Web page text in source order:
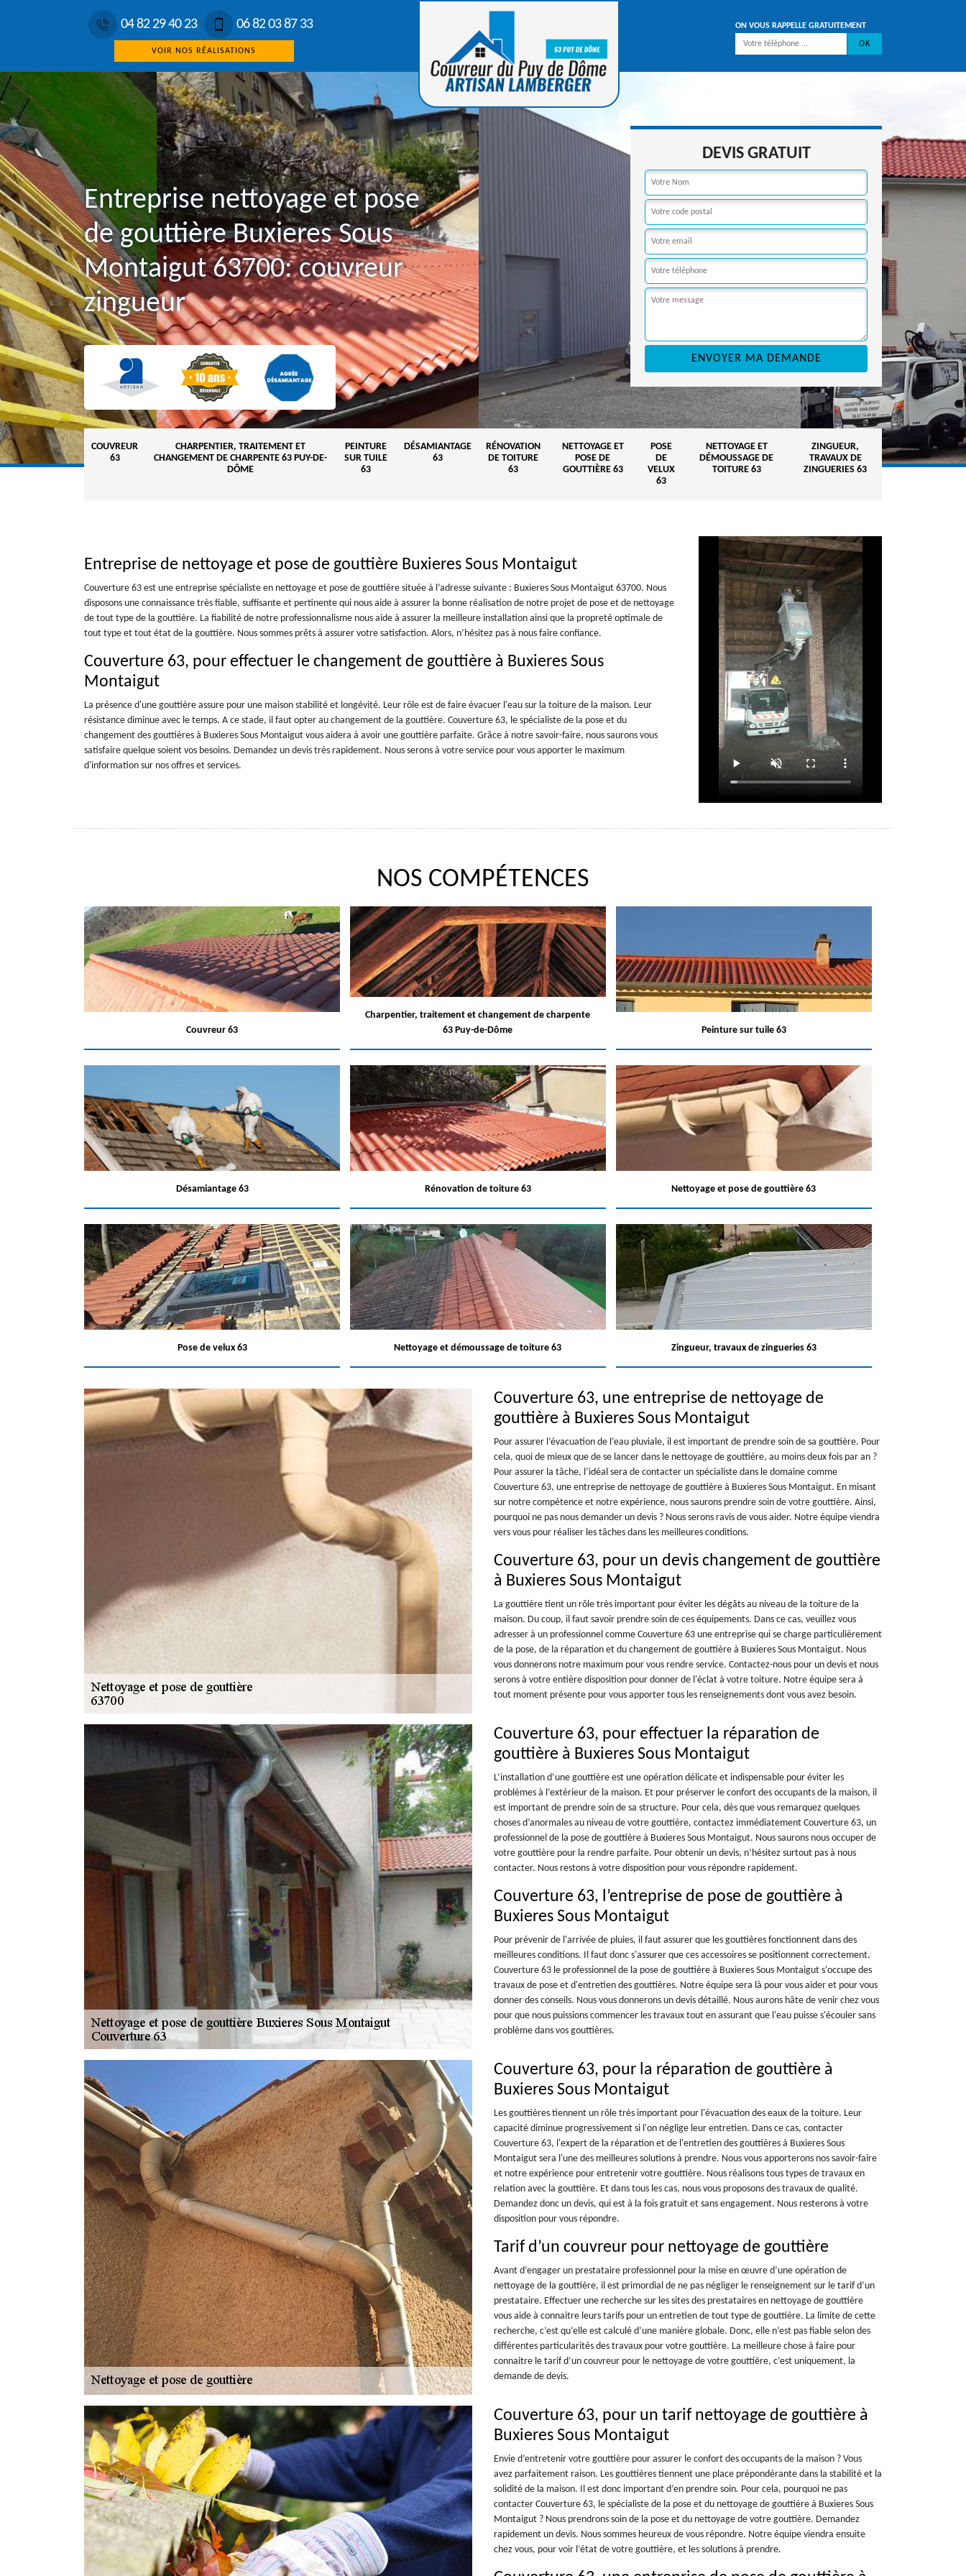
04 82 29 40 23 06 82 03 87 33
VOIR NOS RÉALISATIONS
ON VOUS RAPPELLE GRATUITEMENT
Entreprise nettoyage et pose
de gouttière Buxieres Sous
Montaigut 63700: couvreur
zingueur
DEVIS GRATUIT
COUVREUR
63
CHARPENTIER, TRAITEMENT ET
CHANGEMENT DE CHARPENTE 63 PUY-DE-
DÔME
PEINTURE
SUR TUILE
63
DÉSAMIANTAGE
63
RÉNOVATION
DE TOITURE
63
NETTOYAGE ET
POSE DE
GOUTTIÈRE 63
POSE
DE
VELUX
63
NETTOYAGE ET
DÉMOUSSAGE DE
TOITURE 63
ZINGUEUR,
TRAVAUX DE
ZINGUERIES 63
Entreprise de nettoyage et pose de gouttière Buxieres Sous Montaigut
Couverture 63 est une entreprise spécialiste en nettoyage et pose de gouttière située à l’adresse suivante : Buxieres Sous Montaigut 63700. Nous
disposons une connaissance très fiable, suffisante et pertinente qui nous aide à assurer la bonne réalisation de notre projet de pose et de nettoyage
de tout type de la gouttière. La fiabilité de notre professionnalisme nous aide à assurer la meilleure installation ainsi que la propreté optimale de
tout type et tout état de la gouttière. Nous sommes prêts à assurer votre satisfaction. Alors, n’hésitez pas à nous faire confiance.
Couverture 63, pour effectuer le changement de gouttière à Buxieres Sous
Montaigut
La présence d'une gouttière assure pour une maison stabilité et longévité. Leur rôle est de faire évacuer l'eau sur la toiture de la maison. Leur
résistance diminue avec le temps. A ce stade, il faut opter au changement de la gouttière. Couverture 63, le spécialiste de la pose et du
changement des gouttières à Buxieres Sous Montaigut vous aidera à avoir une gouttière parfaite. Grâce à notre savoir-faire, nous saurons vous
satisfaire quelque soient vos besoins. Demandez un devis très rapidement. Nous serons à votre service pour vous apporter le maximum
d'information sur nos offres et services.
NOS COMPÉTENCES
Couvreur 63
Charpentier, traitement et changement de charpente
63 Puy-de-Dôme
Peinture sur tuile 63
Désamiantage 63 Rénovation de toiture 63 Nettoyage et pose de gouttière 63
Pose de velux 63 Nettoyage et démoussage de toiture 63 Zingueur, travaux de zingueries 63
Couverture 63, une entreprise de nettoyage de
gouttière à Buxieres Sous Montaigut
Pour assurer l’évacuation de l’eau pluviale, il est important de prendre soin de sa gouttière. Pour
cela, quoi de mieux que de se lancer dans le nettoyage de gouttière, au moins deux fois par an ?
Pour assurer la tâche, l’idéal sera de contacter un spécialiste dans le domaine comme
Couverture 63, une entreprise de nettoyage de gouttière à Buxieres Sous Montaigut. En misant
sur notre compétence et notre expérience, nous saurons prendre soin de votre gouttière. Ainsi,
pourquoi ne pas nous demander un devis ? Nous serons ravis de vous aider. Notre équipe viendra
vers vous pour réaliser les tâches dans les meilleures conditions.
Couverture 63, pour un devis changement de gouttière
à Buxieres Sous Montaigut
La gouttière tient un rôle très important pour éviter les dégâts au niveau de la toiture de la
maison. Du coup, il faut savoir prendre soin de ces équipements. Dans ce cas, veuillez vous
adresser à un professionnel comme Couverture 63 une entreprise qui se charge particulièrement
de la pose, de la réparation et du changement de gouttière à Buxieres Sous Montaigut. Nous
vous donnerons notre maximum pour vous rendre service. Contactez-nous pour un devis et nous
serons à votre entière disposition pour donner de l'éclat à votre toiture. Notre équipe sera à
tout moment présente pour vous apporter tous les renseignements dont vous avez besoin.
Couverture 63, pour effectuer la réparation de
gouttière à Buxieres Sous Montaigut
L’installation d’une gouttière est une opération délicate et indispensable pour éviter les
problèmes à l’extérieur de la maison. Et pour préserver le confort des occupants de la maison, il
est important de prendre soin de sa structure. Pour cela, dès que vous remarquez quelques
choses d’anormales au niveau de votre gouttière, contactez immédiatement Couverture 63, un
professionnel de la pose de gouttière à Buxieres Sous Montaigut. Nous saurons nous occuper de
votre gouttière pour la rendre parfaite. Pour obtenir un devis, n’hésitez surtout pas à nous
contacter. Nous restons à votre disposition pour vous répondre rapidement.
Couverture 63, l’entreprise de pose de gouttière à
Buxieres Sous Montaigut
Pour prévenir de l'arrivée de pluies, il faut assurer que les gouttières fonctionnent dans des
meilleures conditions. Il faut donc s'assurer que ces accessoires se positionnent correctement.
Couverture 63 le professionnel de la pose de gouttière à Buxieres Sous Montaigut s'occupe des
travaux de pose et d'entretien des gouttières. Notre équipe sera là pour vous aider et pour vous
donner des conseils. Nous vous donnerons un devis détaillé. Nous aurons hâte de venir chez vous
pour que nous puissions commencer les travaux tout en assurant que l'eau puisse s'écouler sans
problème dans vos gouttières.
Couverture 63, pour la réparation de gouttière à
Buxieres Sous Montaigut
Les gouttières tiennent un rôle très important pour l'évacuation des eaux de la toiture. Leur
capacité diminue progressivement si l'on néglige leur entretien. Dans ce cas, contacter
Couverture 63, l'expert de la réparation et de l'entretien des gouttières à Buxieres Sous
Montaigut sera l'une des meilleures solutions à prendre. Nous vous apporterons nos savoir-faire
et notre expérience pour entretenir votre gouttière. Nous réalisons tous types de travaux en
relation avec la gouttière. Et dans tous les cas, nous vous proposons des travaux de qualité.
Demandez donc un devis, qui est à la fois gratuit et sans engagement. Nous resterons à votre
disposition pour vous répondre.
Tarif d’un couvreur pour nettoyage de gouttière
Avant d’engager un prestataire professionnel pour la mise en œuvre d’une opération de
nettoyage de la gouttière, il est primordial de ne pas négliger le renseignement sur le tarif d’un
prestataire. Effectuer une recherche sur les sites des prestataires en nettoyage de gouttière
vous aide à connaitre leurs tarifs pour un entretien de tout type de gouttière. La limite de cette
recherche, c’est qu’elle est calculé d’une manière globale. Donc, elle n’est pas fiable selon des
différentes particularités des travaux pour votre gouttière. La meilleure chose à faire pour
connaitre le tarif d’un couvreur pour le nettoyage de votre gouttière, c’est uniquement, la
demande de devis.
Couverture 63, pour un tarif nettoyage de gouttière à
Buxieres Sous Montaigut
Envie d’entretenir votre gouttière pour assurer le confort des occupants de la maison ? Vous
avez parfaitement raison. Les gouttières tiennent une place prépondérante dans la stabilité et la
solidité de la maison. Il est donc important d’en prendre soin. Pour cela, pourquoi ne pas
contacter Couverture 63, le spécialiste de la pose et du nettoyage de gouttière à Buxieres Sous
Montaigut ? Nous prendrons soin de la pose et du nettoyage de votre gouttière. Demandez
rapidement un devis. Nous sommes heureux de vous répondre. Notre équipe viendra ensuite
chez vous, pour voir l’état de votre gouttière, et les solutions à prendre.